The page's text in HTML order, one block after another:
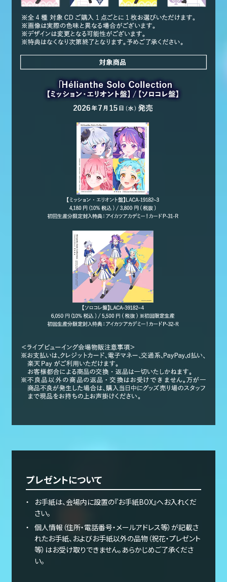
プレゼントについて
お手紙は、会場内に設置の『お手紙BOX』へお入れくだ
さい。
個人情報（住所・電話番号・メールアドレス等）が記載さ
れたお手紙、およびお手紙以外の品物（祝花・プレゼント
等）はお受け取りできません。あらかじめご了承くださ
い。